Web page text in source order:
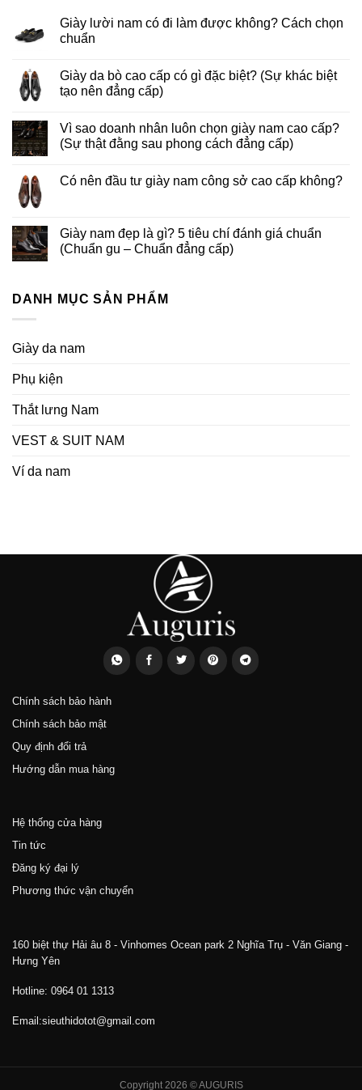
Giày lười nam có đi làm được không? Cách chọn
chuẩn
Giày da bò cao cấp có gì đặc biệt? (Sự khác biệt
tạo nên đẳng cấp)
Vì sao doanh nhân luôn chọn giày nam cao cấp?
(Sự thật đằng sau phong cách đẳng cấp)
Có nên đầu tư giày nam công sở cao cấp không?
Giày nam đẹp là gì? 5 tiêu chí đánh giá chuẩn
(Chuẩn gu – Chuẩn đẳng cấp)
DANH MỤC SẢN PHẨM
Giày da nam
Phụ kiện
Thắt lưng Nam
VEST & SUIT NAM
Ví da nam
Chính sách bảo hành
Chính sách bảo mật
Quy định đổi trả
Hướng dẫn mua hàng
Hệ thống cửa hàng
Tin tức
Đăng ký đại lý
Phương thức vận chuyển
160 biệt thự Hải âu 8 - Vinhomes Ocean park 2 Nghĩa Trụ - Văn Giang -
Hưng Yên
Hotline: 0964 01 1313
Email:sieuthidotot@gmail.com
Copyright 2026 © AUGURIS